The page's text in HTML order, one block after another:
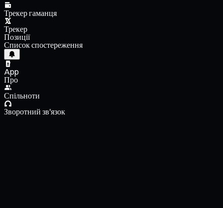
Трекер гаманця
Трекер
Позиції
Список спостереження
App
Про
Спільноти
Зворотний зв'язок